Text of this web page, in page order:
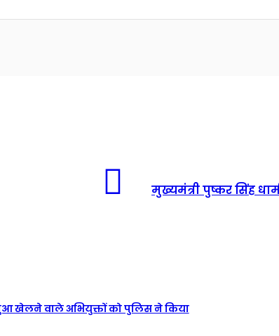
मुख्यमंत्री पुष्कर सिंह
खेलने वाले अभियुक्तों को पुलिस ने किया